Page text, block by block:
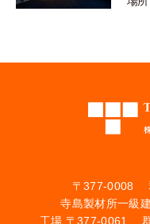
〒377-0008
寺島製材所一級
工場 〒377-0061